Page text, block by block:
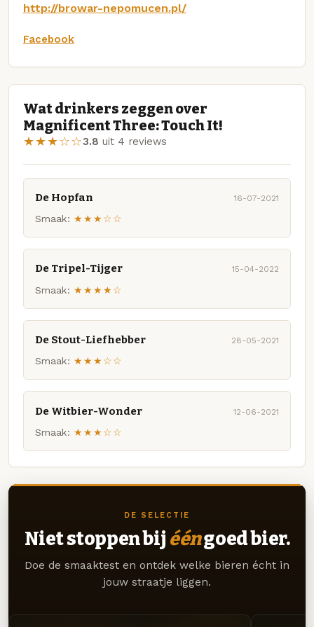
http://browar-nepomucen.pl/
Facebook
Wat drinkers zeggen over
Magnificent Three: Touch It!
★★★☆☆3.8 uit 4 reviews
De Hopfan 16-07-2021
Smaak: ★★★☆☆
De Tripel-Tijger 15-04-2022
Smaak: ★★★★☆
De Stout-Liefhebber 28-05-2021
Smaak: ★★★☆☆
De Witbier-Wonder 12-06-2021
Smaak: ★★★☆☆
DE SELECTIE
Niet stoppen bij ééngoed bier.
Doe de smaaktest en ontdek welke bieren écht in
jouw straatje liggen.